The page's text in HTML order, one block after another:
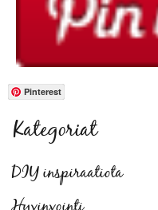
Pinterest
Kategoriat
DIY inspiraatiota